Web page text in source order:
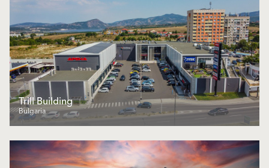
Trill Building
Bulgaria